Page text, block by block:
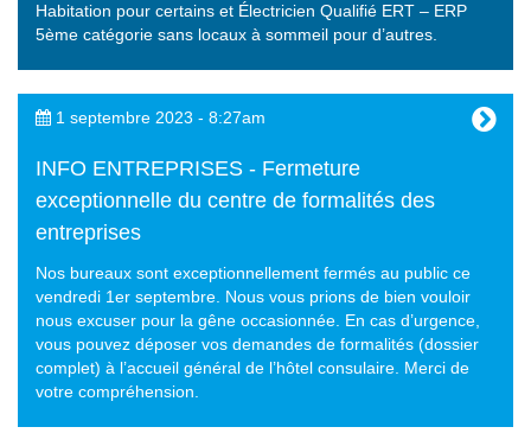
Habitation pour certains et Électricien Qualifié ERT – ERP
5ème catégorie sans locaux à sommeil pour d’autres.
1 septembre 2023 - 8:27am
INFO ENTREPRISES - Fermeture
exceptionnelle du centre de formalités des
entreprises
Nos bureaux sont exceptionnellement fermés au public ce
vendredi 1er septembre. Nous vous prions de bien vouloir
nous excuser pour la gêne occasionnée. En cas d’urgence,
vous pouvez déposer vos demandes de formalités (dossier
complet) à l’accueil général de l’hôtel consulaire. Merci de
votre compréhension.